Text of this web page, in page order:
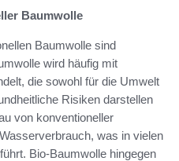
Baumwolle
Baumwolle sind
wird häufig mit
die sowohl für die Umwelt
Risiken darstellen
von konventioneller
was in vielen
Bio-Baumwolle hingegen